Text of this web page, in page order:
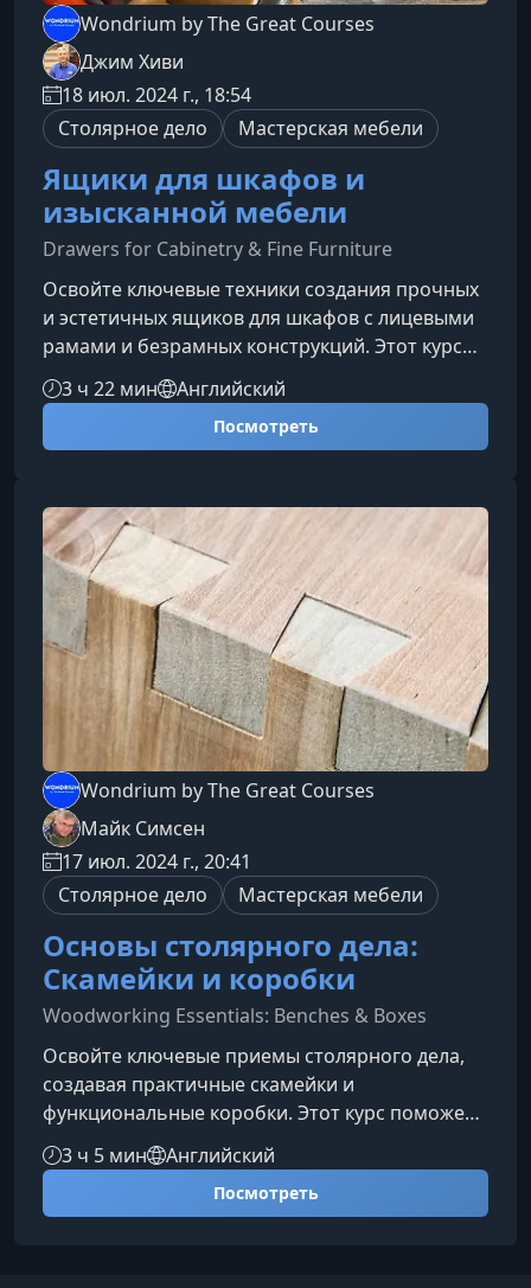
Wondrium by The Great Courses
Джим Хиви
18 июл. 2024 г., 18:54
Столярное дело
Мастерская мебели
Ящики для шкафов и
изысканной мебели
Drawers for Cabinetry & Fine Furniture
Освойте ключевые техники создания прочных
и эстетичных ящиков для шкафов с лицевыми
рамами и безрамных конструкций. Этот курс
поможет вам уверенно выбирать подходящие
материалы, типы соединений и фурнитуру, а
также работать с фрезерным столом и
специализированными приспособлениями для
результата.Что вы изучите в этом курсеКурс
охватывает полный процесс создания ящиков
для мебели — от выбора конструкции шкафа
до уст
3 ч 22 мин Английский
Посмотреть
Wondrium by The Great Courses
Майк Симсен
17 июл. 2024 г., 20:41
Столярное дело
Мастерская мебели
Основы столярного дела:
Скамейки и коробки
Woodworking Essentials: Benches & Boxes
Освойте ключевые приемы столярного дела,
создавая практичные скамейки и
функциональные коробки. Этот курс поможет
вам уверенно работать с деревом, освоить
базовые инструменты и применять
фундаментальные техники, которые станут
3 ч 5 мин Английский
Посмотреть